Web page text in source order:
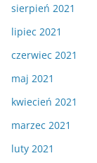
sierpień 2021
lipiec 2021
czerwiec 2021
maj 2021
kwiecień 2021
marzec 2021
luty 2021